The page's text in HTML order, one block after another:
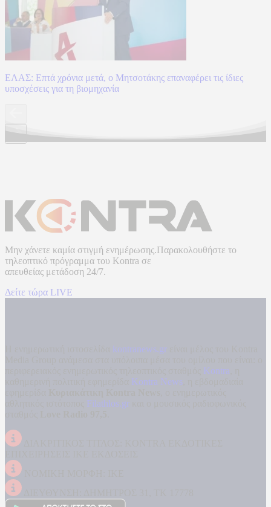
ΕΛΑΣ: Επτά χρόνια μετά, ο Μητσοτάκης επαναφέρει τις ίδιες
υποσχέσεις για τη βιομηχανία
Μην χάνετε καμία στιγμή ενημέρωσης.Παρακολουθήστε το
τηλεοπτικό πρόγραμμα του Kontra σε
απευθείας μετάδοση 24/7.
Δείτε τώρα LIVE
kontranews.gr
Kontra
Kontra News
Filathlos.gr